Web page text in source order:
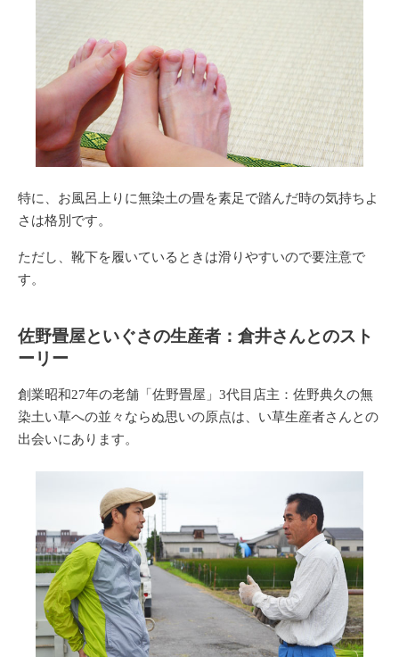
特に、 お風呂上りに無染土の畳を素足で踏んだ時の気持ちよ
さは格別 です。
ただし、靴下を履いているときは滑りやすいので要注意で
す。
佐野畳屋といぐさの生産者：倉井さんとのスト
ーリー
創業昭和27年の老舗 「佐野畳屋」3代目店主：佐野典久の無
染土い草への並々ならぬ思いの原点は、い草生産者さんとの
出会いにあります。